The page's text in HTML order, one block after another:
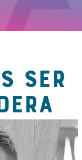
SER